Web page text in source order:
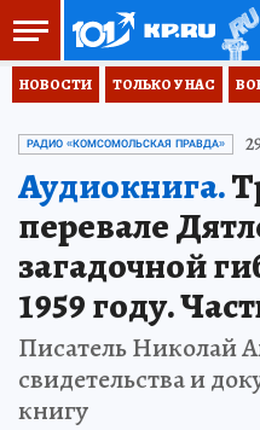
НОВОСТИ ТОЛЬКО У НАС
РАДИО «КОМСОМОЛЬСКАЯ ПРАВДА»
Аудиокнига.
перевале
загадочной
1959 году.
Писатель Николай
свидетельства и
книгу